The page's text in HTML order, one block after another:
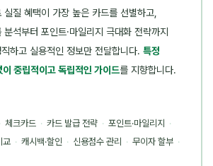
실질 혜택이 가장 높은 카드를 선별하고,
석부터 포인트·마일리지 극대화 전략까지
하고 실용적인 정보만 전달합니다. 특정
이 중립적이고 독립적인 가이드를 지향합니다.
체크카드 · 카드 발급 전략 · 포인트·마일리지 ·
교 · 캐시백·할인 · 신용점수 관리 · 무이자 할부 ·